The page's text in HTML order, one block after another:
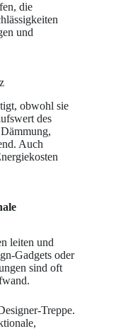
die
und
obwohl sie
des
Auch
leiten und
Gadgets oder
sind oft
Treppe.